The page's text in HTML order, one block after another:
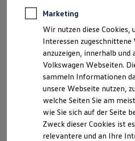
Software, Konnektivität &
California App
VW Connect für Ihren
VW Connect für
VW Connect für
VW Connect für
Connect Pro
Fleet Interface Data
Multistop Pathfinder
Übersicht Software
Hilfreiches für Besitzer
Fahrerassistenz- und
Kontrollleuchten
Kurzfahrprofile und
VW Tel.: 04121 2650 220
Fax : 04121 2650 103E-Mail:
info@autohaus-elmshorn.de
Diese Vertreten durchpersönlich
Gesellschafterin: Gebrüder
Verwaltungsgesellschaft mbH
Geschäftsführer: Frank Lexau
Marketing
Wir nutzen diese Cookies,
Interessen zugeschnittene
anzuzeigen, innerhalb und
Volkswagen Webseiten.
sammeln Informationen
unsere Webseite nutzen,
welche Seiten Sie am
wie Sie sich auf der Seite
Zweck dieser Cookies ist
relevantere und an Ihre